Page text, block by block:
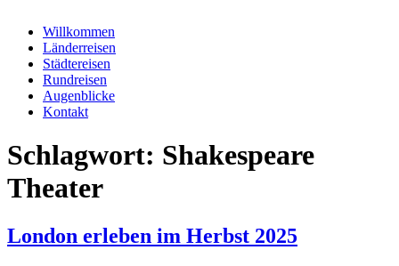
Willkommen
Länderreisen
Städtereisen
Rundreisen
Augenblicke
Kontakt
Schlagwort: Shakespeare
Theater
London erleben im Herbst 2025